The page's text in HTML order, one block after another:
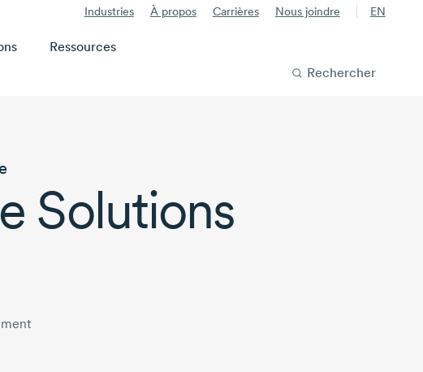
Industries À propos Carrières Nous joindre EN
Ressources
Rechercher
Solutions